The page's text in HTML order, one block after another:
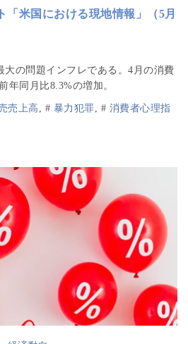
「米国における現地情報」（5月
大の問題インフレである。4月の消費
年同月比8.3%の増加。
売上高 , # 暴力犯罪, # 消費者心理指